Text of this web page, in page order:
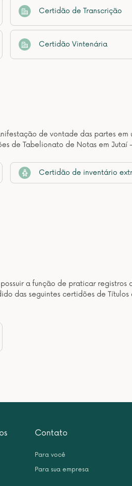
Certidão de Transcrição
Certidão Vintenária
de vontade das partes em
de Tabelionato de Notas em Jutaí
Certidão de inventário
a função de praticar registros
das seguintes certidões de Títulos
Contato
Para você
Para sua empresa